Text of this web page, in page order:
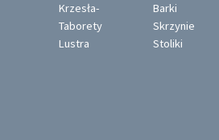
Krzesła-
Taborety
Lustra
Barki
Skrzynie
Stoliki